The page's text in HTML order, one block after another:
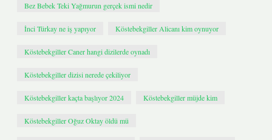
Bez Bebek Teki Yağmurun gerçek ismi nedir
İnci Türkay ne iş yapıyor Köstebekgiller Alicanı kim oynuyor
Köstebekgiller Caner hangi dizilerde oynadı
Köstebekgiller dizisi nerede çekiliyor
Köstebekgiller kaçta başlıyor 2024 Köstebekgiller müjde kim
Köstebekgiller Oğuz Oktay öldü mü